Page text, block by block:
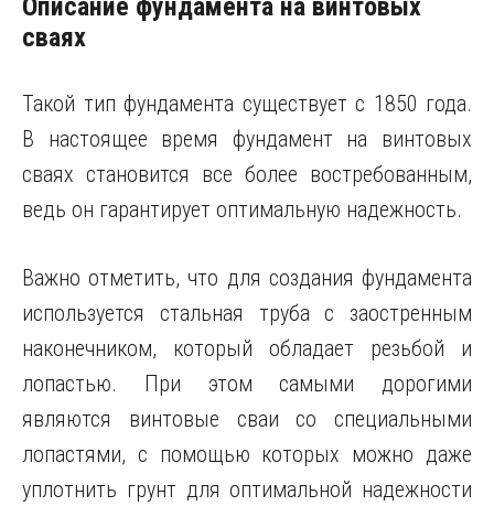
Описание фундамента на винтовых
сваях
Такой тип фундамента существует с 1850 года.
В настоящее время фундамент на винтовых
сваях становится все более востребованным,
ведь он гарантирует оптимальную надежность.
Важно отметить, что для создания фундамента
используется стальная труба с заостренным
наконечником, который обладает резьбой и
лопастью. При этом самыми дорогими
являются винтовые сваи со специальными
лопастями, с помощью которых можно даже
уплотнить грунт для оптимальной надежности